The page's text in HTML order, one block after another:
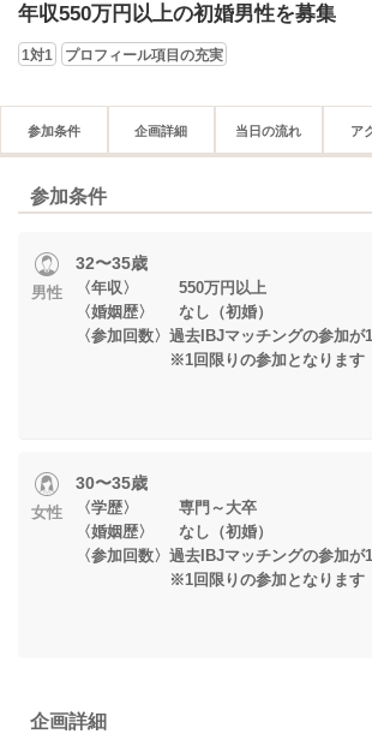
年収550万円以上の初婚男性を募集
1対1 プロフィール項目の充実
参加条件 企画詳細 当日の流れ ア
参加条件
男性
32〜35歳
〈年収〉 550万円以上
〈婚姻歴〉 なし（初婚）
〈参加回数〉過去IBJマッチングの参加が
※1回限りの参加となります
女性
30〜35歳
〈学歴〉 専門～大卒
〈婚姻歴〉 なし（初婚）
〈参加回数〉過去IBJマッチングの参加が
※1回限りの参加となります
企画詳細